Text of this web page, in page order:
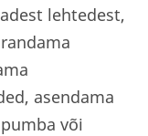
lehtedest,
asendama
või